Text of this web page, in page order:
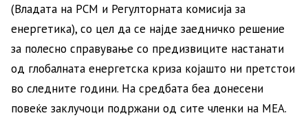
(Владата на РСМ и Регулторната комисија за
енергетика), со цел да се најде заедничко решение
за полесно справување со предизвиците настанати
од глобалната енергетска криза којашто ни претстои
во следните години. На средбата беа донесени
повеќе заклучоци подржани од сите членки на МЕА.